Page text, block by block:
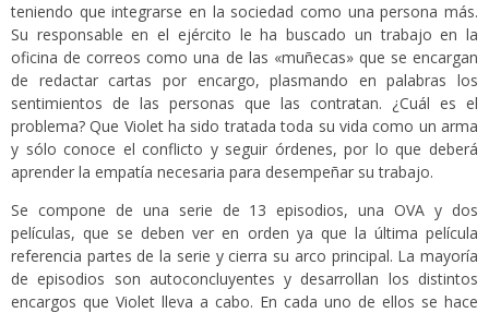
teniendo que integrarse en la sociedad como una persona más.
Su responsable en el ejército le ha buscado un trabajo en la
oficina de correos como una de las «muñecas» que se encargan
de redactar cartas por encargo, plasmando en palabras los
sentimientos de las personas que las contratan. ¿Cuál es el
problema? Que Violet ha sido tratada toda su vida como un arma
y sólo conoce el conflicto y seguir órdenes, por lo que deberá
aprender la empatía necesaria para desempeñar su trabajo.
Se compone de una serie de 13 episodios, una OVA y dos
películas, que se deben ver en orden ya que la última película
referencia partes de la serie y cierra su arco principal. La mayoría
de episodios son autoconcluyentes y desarrollan los distintos
encargos que Violet lleva a cabo. En cada uno de ellos se hace